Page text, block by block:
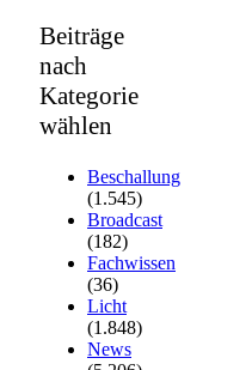
Beiträge
nach
Kategorie
wählen
Beschallung
(1.545)
Broadcast
(182)
Fachwissen
(36)
Licht
(1.848)
News